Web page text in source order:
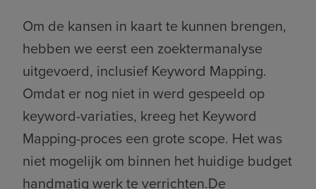
Om de kansen in kaart te kunnen brengen,
hebben we eerst een zoektermanalyse
uitgevoerd, inclusief Keyword Mapping.
Omdat er nog niet in werd gespeeld op
keyword-variaties, kreeg het Keyword
Mapping-proces een grote scope. Het was
niet mogelijk om binnen het huidige budget
handmatig werk te verrichten.De